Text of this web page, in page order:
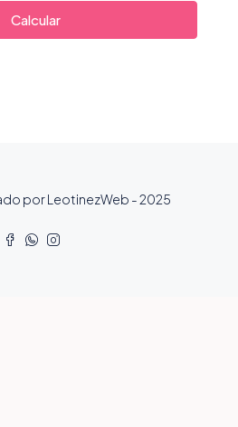
Calcular
por LeotinezWeb - 2025